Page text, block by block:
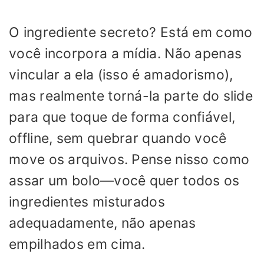
O ingrediente secreto? Está em como
você incorpora a mídia. Não apenas
vincular a ela (isso é amadorismo),
mas realmente torná-la parte do slide
para que toque de forma confiável,
offline, sem quebrar quando você
move os arquivos. Pense nisso como
assar um bolo—você quer todos os
ingredientes misturados
adequadamente, não apenas
empilhados em cima.